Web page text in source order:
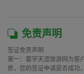
免责声明
签证免责声明
第一：寰宇天涯旅游网为客
质，您的签证申请是否成功